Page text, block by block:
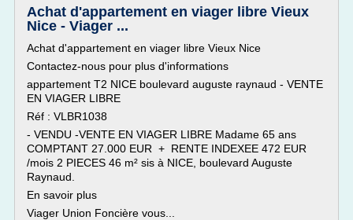
Achat d'appartement en viager libre Vieux
Nice - Viager ...
Achat d'appartement en viager libre Vieux Nice
Contactez-nous pour plus d'informations
appartement T2 NICE boulevard auguste raynaud - VENTE
EN VIAGER LIBRE
Réf : VLBR1038
- VENDU -VENTE EN VIAGER LIBRE Madame 65 ans
COMPTANT 27.000 EUR + RENTE INDEXEE 472 EUR
/mois 2 PIECES 46 m² sis à NICE, boulevard Auguste
Raynaud.
En savoir plus
Viager Union Foncière vous...